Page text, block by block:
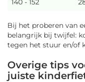
140 - 152
Bij het proberen van
belangrijk bij twijfel:
tegen het stuur en/of
Overige tips
juiste